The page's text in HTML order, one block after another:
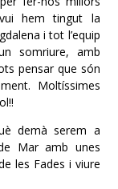
hem tingut la
i tot l’equip
somriure, amb
pensar que són
Moltíssimes
demà serem a
Maramb unes
les Fades i viure